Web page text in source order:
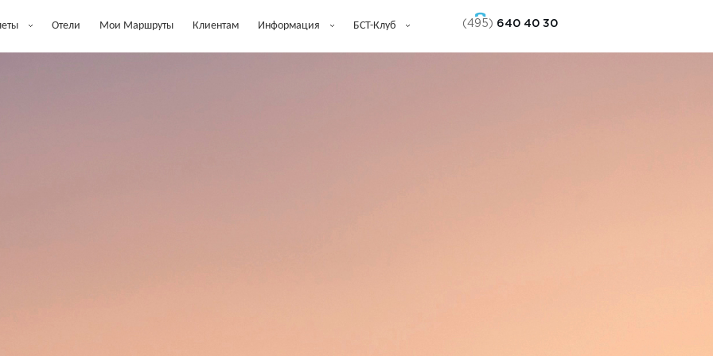
Отели Мои Маршруты Клиентам Информация БСТ-Клуб (495) 640 40 30